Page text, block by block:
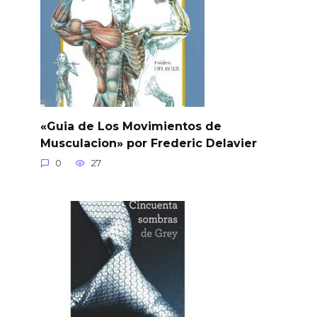
«Guia de Los Movimientos de
Musculacion» por Frederic Delavier
0 27